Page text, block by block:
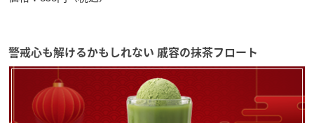
警戒心も解けるかもしれない 戚容の抹茶フロート